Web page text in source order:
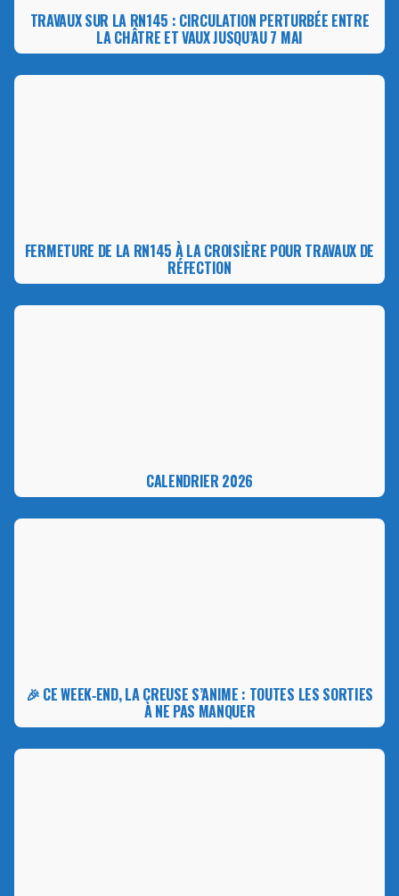
TRAVAUX SUR LA RN145 : CIRCULATION PERTURBÉE ENTRE
LA CHÂTRE ET VAUX JUSQU’AU 7 MAI
FERMETURE DE LA RN145 À LA CROISIÈRE POUR TRAVAUX DE
RÉFECTION
CALENDRIER 2026
🎉 CE WEEK‑END, LA CREUSE S’ANIME : TOUTES LES SORTIES
À NE PAS MANQUER